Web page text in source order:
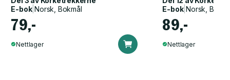
E-bok|Norsk, Bokmål
79,-
Nettlager
E-bok|Norsk,
89,-
Nettlager